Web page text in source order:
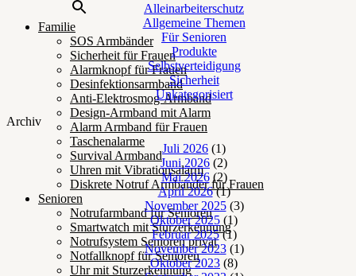
Familie
SOS Armbänder
Sicherheit für Frauen
Alarmknopf für Frauen
Desinfektionsarmband
Anti-Elektrosmog-Armband
Design-Armband mit Alarm
Alarm Armband für Frauen
Taschenalarme
Survival Armband
Uhren mit Vibrationsalarm
Diskrete Notruf Armbänder für Frauen
Senioren
Notrufarmband für Senioren
Smartwatch mit Sturzerkennung
Notrufsystem Senioren privat
Notfallknopf für Senioren
Uhr mit Sturzerkennung
Alleinarbeiterschutz
Allgemeine Themen
Für Senioren
Produkte
Selbstverteidigung
Sicherheit
Unkategorisiert
Archiv
Juli 2026 (1)
Juni 2026 (2)
Mai 2026(2)
April 2026(1)
November 2025(3)
Oktober 2025 (1)
Februar 2025(1)
November 2023(1)
Oktober 2023 (8)